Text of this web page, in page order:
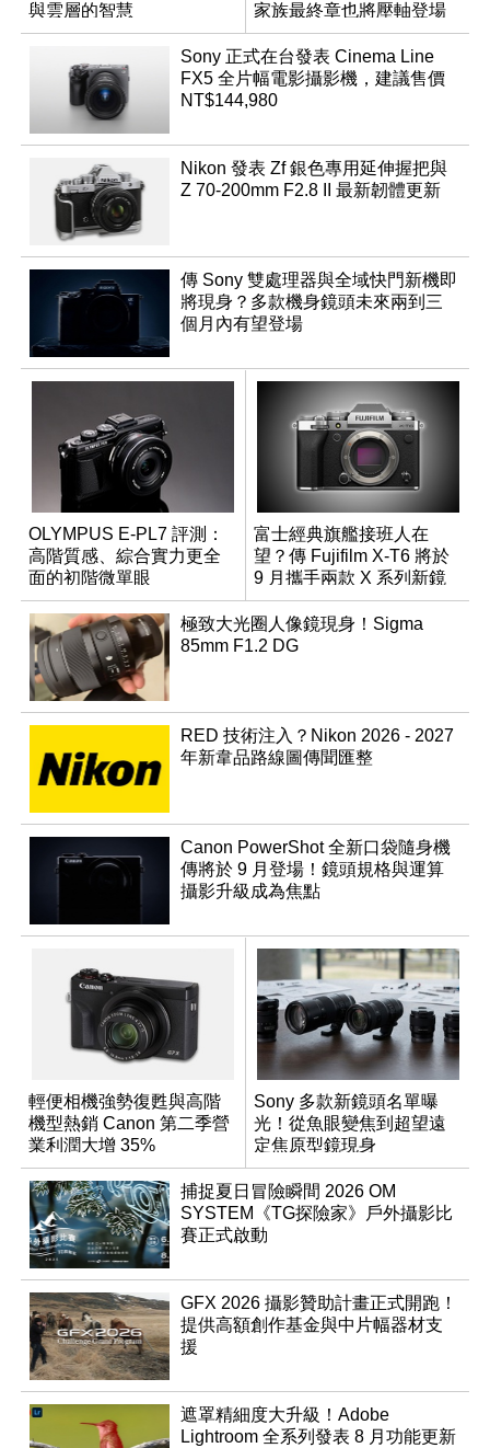
與雲層的智慧
App「Atmos」登場
家族最終章也將壓軸登場
Sony 正式在台發表 Cinema Line
FX5 全片幅電影攝影機，建議售價
NT$144,980
Nikon 發表 Zf 銀色專用延伸握把與
Z 70-200mm F2.8 II 最新韌體更新
傳 Sony 雙處理器與全域快門新機即
將現身？多款機身鏡頭未來兩到三
個月內有望登場
OLYMPUS E-PL7 評測：
高階質感、綜合實力更全
面的初階微單眼
富士經典旗艦接班人在
望？傳 Fujifilm X-T6 將於
9 月攜手兩款 X 系列新鏡
頭登場
極致大光圈人像鏡現身！Sigma
85mm F1.2 DG
RED 技術注入？Nikon 2026 - 2027
年新韋品路線圖傳聞匯整
Canon PowerShot 全新口袋隨身機
傳將於 9 月登場！鏡頭規格與運算
攝影升級成為焦點
輕便相機強勢復甦與高階
機型熱銷 Canon 第二季營
業利潤大增 35%
Sony 多款新鏡頭名單曝
光！從魚眼變焦到超望遠
定焦原型鏡現身
捕捉夏日冒險瞬間 2026 OM
SYSTEM《TG探險家》戶外攝影比
賽正式啟動
GFX 2026 攝影贊助計畫正式開跑！
提供高額創作基金與中片幅器材支
援
遮罩精細度大升級！Adobe
Lightroom 全系列發表 8 月功能更新